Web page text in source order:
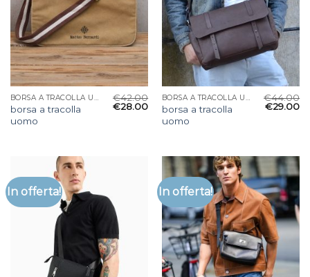
BORSA A TRACOLLA UOMO
borsa a tracolla
uomo
€42.00
€28.00
BORSA A TRACOLLA UOMO
borsa a tracolla
uomo
€44.00
€29.00
In offerta! In offerta!